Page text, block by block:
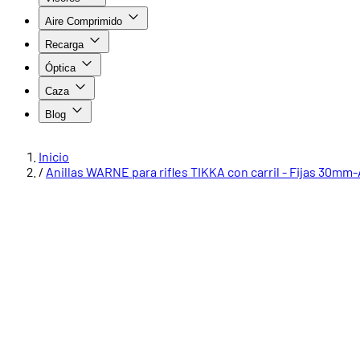
Aire Comprimido
Recarga
Óptica
Caza
Blog
Inicio
/ Anillas WARNE para rifles TIKKA con carril - Fijas